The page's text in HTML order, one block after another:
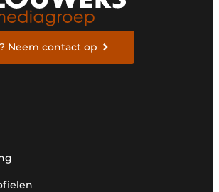
Neem contact op